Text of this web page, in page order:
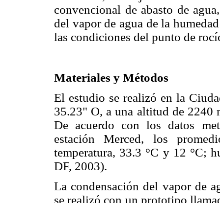
convencional de abasto de
del vapor de agua de la
las condiciones del punto de
Materiales y Métodos
El estudio se realizó en la
35.23" O, a una altitud de 2240
De acuerdo con los datos
estación Merced, los
temperatura, 33.3 °C y 12 °C;
DF, 2003).
La condensación del vapor de
se realizó con un prototipo